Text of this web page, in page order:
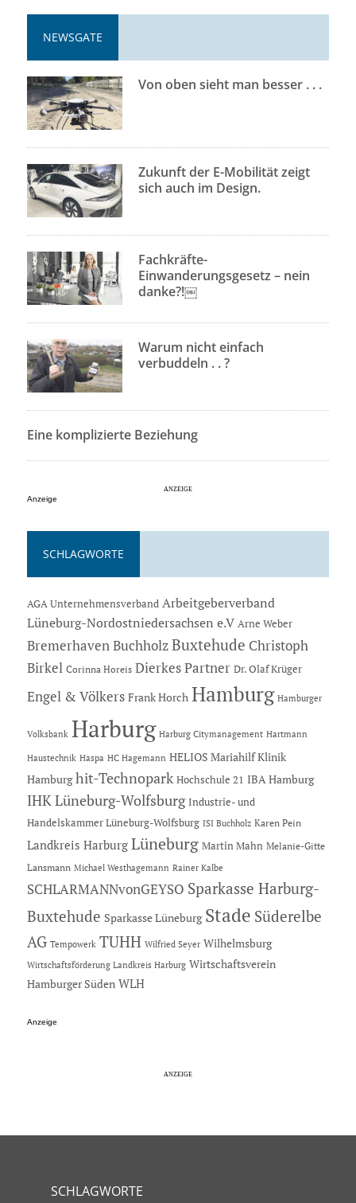
NEWSGATE
Von oben sieht man besser . . .
Zukunft der E-Mobilität zeigt
sich auch im Design.
Fachkräfte-
Einwanderungsgesetz – nein
danke?!￼
Warum nicht einfach
verbuddeln . . ?
Eine komplizierte Beziehung
Anzeige
SCHLAGWORTE
AGA Unternehmensverband Arbeitgeberverband
Lüneburg-Nordostniedersachsen e.V Arne Weber
Bremerhaven Buchholz Buxtehude Christoph
Birkel Corinna Horeis Dierkes Partner Dr. Olaf Krüger
Engel & Völkers Frank Horch Hamburg Hamburger
Volksbank Harburg Harburg Citymanagement Hartmann
Haustechnik Haspa HC Hagemann HELIOS Mariahilf Klinik
Hamburg hit-Technopark Hochschule 21 IBA Hamburg
IHK Lüneburg-Wolfsburg Industrie- und
Handelskammer Lüneburg-Wolfsburg ISI Buchholz Karen Pein
Landkreis Harburg Lüneburg Martin Mahn Melanie-Gitte
Lansmann Michael Westhagemann Rainer Kalbe
SCHLARMANNvonGEYSO Sparkasse Harburg-
Buxtehude Sparkasse Lüneburg Stade Süderelbe
AG Tempowerk TUHH Wilfried Seyer Wilhelmsburg
Wirtschaftsförderung Landkreis Harburg Wirtschaftsverein
Hamburger Süden WLH
Anzeige
SCHLAGWORTE